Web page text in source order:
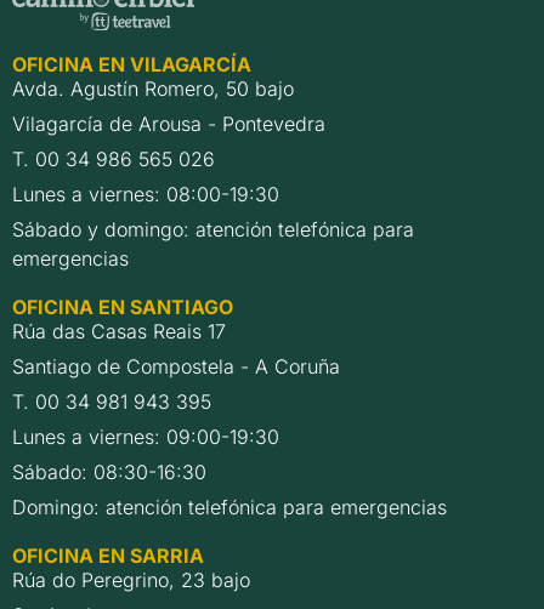
OFICINA EN VILAGARCÍA
Avda. Agustín Romero, 50 bajo
Vilagarcía de Arousa - Pontevedra
T. 00 34 986 565 026
Lunes a viernes: 08:00-19:30
Sábado y domingo: atención telefónica para
emergencias
OFICINA EN SANTIAGO
Rúa das Casas Reais 17
Santiago de Compostela - A Coruña
T. 00 34 981 943 395
Lunes a viernes: 09:00-19:30
Sábado: 08:30-16:30
Domingo: atención telefónica para emergencias
OFICINA EN SARRIA
Rúa do Peregrino, 23 bajo